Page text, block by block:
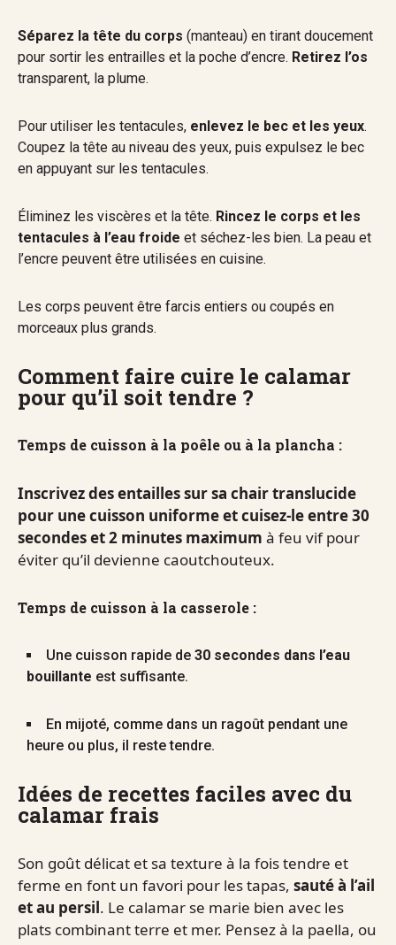
Séparez la tête du corps (manteau) en tirant doucement
pour sortir les entrailles et la poche d’encre. Retirez l’os
transparent, la plume.
Pour utiliser les tentacules, enlevez le bec et les yeux.
Coupez la tête au niveau des yeux, puis expulsez le bec
en appuyant sur les tentacules.
Éliminez les viscères et la tête. Rincez le corps et les
tentacules à l’eau froide et séchez-les bien. La peau et
l’encre peuvent être utilisées en cuisine.
Les corps peuvent être farcis entiers ou coupés en
morceaux plus grands.
Comment faire cuire le calamar
pour qu’il soit tendre ?
Temps de cuisson à la poêle ou à la plancha :
Inscrivez des entailles sur sa chair translucide
pour une cuisson uniforme et cuisez-le entre 30
secondes et 2 minutes maximum à feu vif pour
éviter qu’il devienne caoutchouteux.
Temps de cuisson à la casserole :
Une cuisson rapide de 30 secondes dans l’eau
bouillante est suffisante.
En mijoté, comme dans un ragoût pendant une
heure ou plus, il reste tendre.
Idées de recettes faciles avec du
calamar frais
Son goût délicat et sa texture à la fois tendre et
ferme en font un favori pour les tapas, sauté à l’ail
et au persil. Le calamar se marie bien avec les
plats combinant terre et mer. Pensez à la paella, ou